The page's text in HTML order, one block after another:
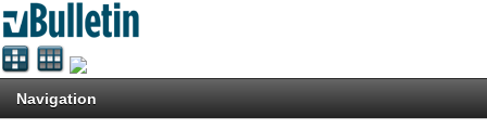
Navigation